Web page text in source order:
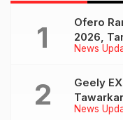
News
Ofero
2026,
hingga
News
Geely
239